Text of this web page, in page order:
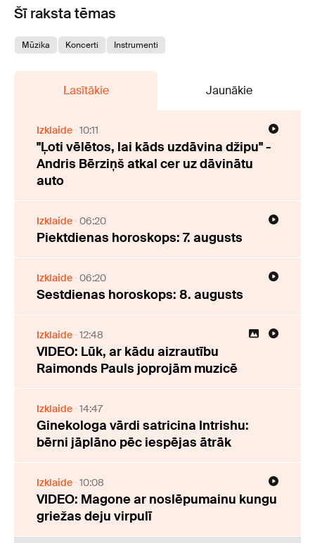
Šī raksta tēmas
Mūzika Koncerti Instrumenti
Lasītākie Jaunākie
Izklaide 10:11
"Ļoti vēlētos, lai kāds uzdāvina džipu" -
Andris Bērziņš atkal cer uz dāvinātu
auto
Izklaide 06:20
Piektdienas horoskops: 7. augusts
Izklaide 06:20
Sestdienas horoskops: 8. augusts
Izklaide 12:48
VIDEO: Lūk, ar kādu aizrautību
Raimonds Pauls joprojām muzicē
Izklaide 14:47
Ginekologa vārdi satricina Intrishu:
bērni jāplāno pēc iespējas ātrāk
Izklaide 10:08
VIDEO: Magone ar noslēpumainu kungu
griežas deju virpulī